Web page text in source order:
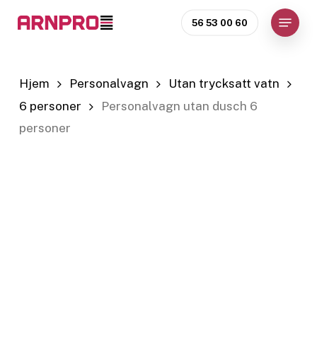
56 53 00 60
Menu
Hjem Personalvagn
Utan trycksatt vatn
6 personer
Personalvagn utan dusch 6
personer